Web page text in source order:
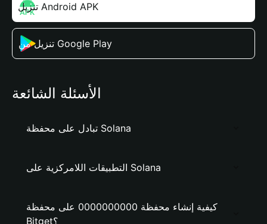
تنزيل Android APK
تنزيل من Google Play
الأسئلة الشائعة
تبادل على محفظة Solana
التطبيقات اللامركزية على Solana
كيفية إنشاء محفظة 0000000000 على محفظة
Bitget؟